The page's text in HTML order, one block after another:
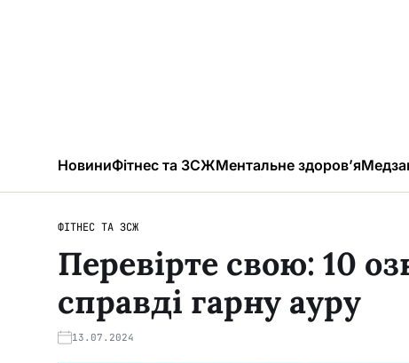
НовиниФітнес та ЗСЖМентальне здоров’я
ФІТНЕС ТА ЗСЖ
Перевірте свою: 10
справді гарну ауру
13.07.2024